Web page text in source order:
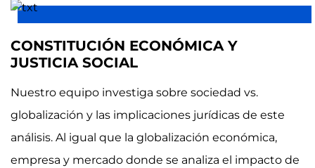
CONSTITUCIÓN ECONÓMICA Y
JUSTICIA SOCIAL
Nuestro equipo investiga sobre sociedad vs.
globalización y las implicaciones jurídicas de este
análisis. Al igual que la globalización económica,
empresa y mercado donde se analiza el impacto de